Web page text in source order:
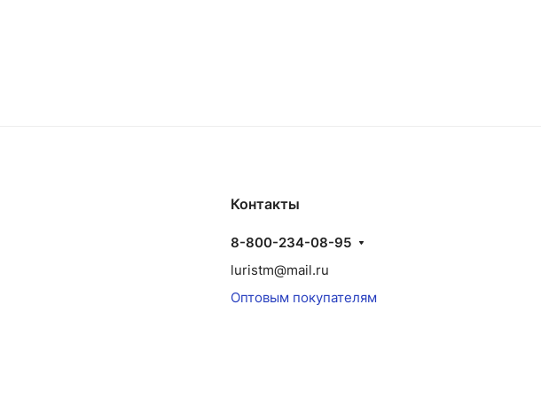
Контакты
8-800-234-08-95
luristm@mail.ru
Оптовым покупателям